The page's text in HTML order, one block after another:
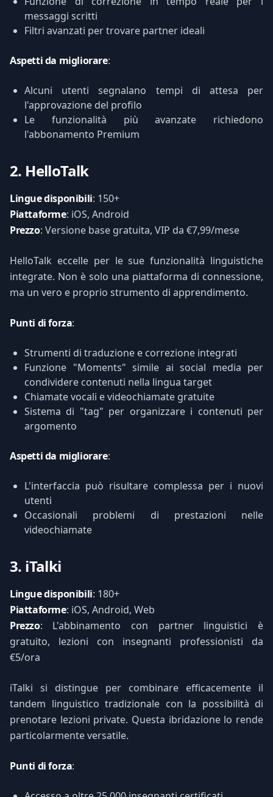
messaggi scritti
Filtri avanzati per trovare partner ideali
Aspetti da migliorare:
Alcuni utenti segnalano tempi di attesa per
l'approvazione del profilo
Le funzionalità più avanzate richiedono
l'abbonamento Premium
2. HelloTalk
Lingue disponibili: 150+
Piattaforme: iOS, Android
Prezzo: Versione base gratuita, VIP da €7,99/mese
HelloTalk eccelle per le sue funzionalità linguistiche
integrate. Non è solo una piattaforma di connessione,
ma un vero e proprio strumento di apprendimento.
Punti di forza:
Strumenti di traduzione e correzione integrati
Funzione "Moments" simile ai social media per
condividere contenuti nella lingua target
Chiamate vocali e videochiamate gratuite
Sistema di "tag" per organizzare i contenuti per
argomento
Aspetti da migliorare:
L'interfaccia può risultare complessa per i nuovi
utenti
Occasionali problemi di prestazioni nelle
videochiamate
3. iTalki
Lingue disponibili: 180+
Piattaforme: iOS, Android, Web
Prezzo: L'abbinamento con partner linguistici è
gratuito, lezioni con insegnanti professionisti da
€5/ora
iTalki si distingue per combinare efficacemente il
tandem linguistico tradizionale con la possibilità di
prenotare lezioni private. Questa ibridazione lo rende
particolarmente versatile.
Punti di forza: